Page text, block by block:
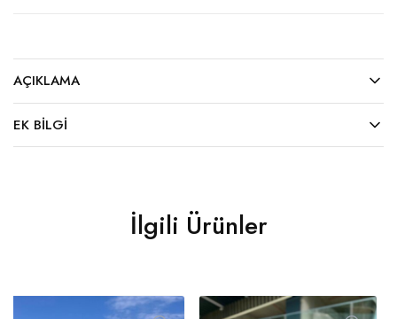
AÇIKLAMA
EK BILGI
İlgili Ürünler